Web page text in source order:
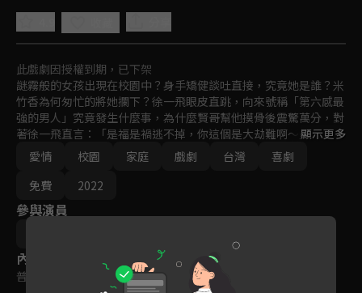
此戲劇因授權到期，已下架
謎霧般的女孩出現在校園中？身手矯健談吐直接，究竟她是誰？米
竹香為何匆忙的將她攔下？徐一飛眼皮直跳，向來號稱「第六感最
強的男人」究竟發生什麼事，為什麼賢哥幫他摸骨後震驚萬分，對
著徐一飛直言：「是福是禍逃不掉，你這個是大劫難啊～」，究竟
賢哥指的「大劫難」又是否與這個女孩有關呢？而她究竟又會帶給
徐一飛與高三乙班什麼樣的火花呢...
顯示更多
愛情
校園 家庭 戲劇 台灣
喜劇
免費
2022
參與演員
內容標籤
普遍級